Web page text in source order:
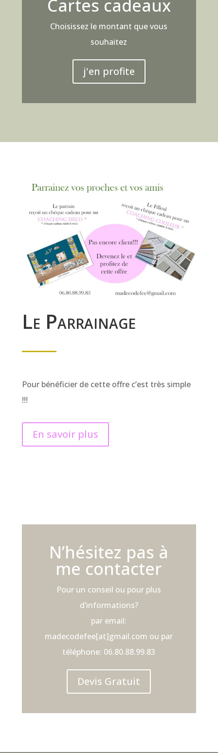
Cartes cadeaux
Choisissez le montant que vous
souhaitez
j'en profite
Le Parrainage
Pour bénéficier de cette offre c’est très simple
!!!
En savoir plus
N’hésitez pas à
me contacter
Pour un conseil ou pour plus
d’informations?
par email:
madecodefee[at]gmail.com ou par
téléphone: 06.80.88.99.83
Devis Gratuit